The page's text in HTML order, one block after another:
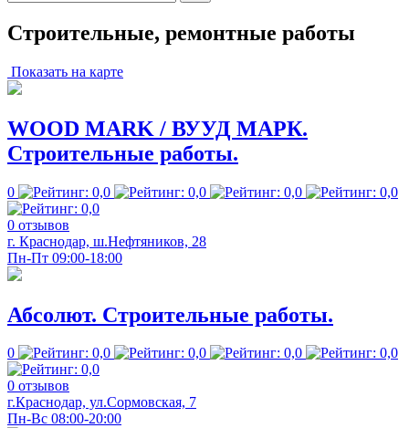
Строительные, ремонтные работы
Показать на карте
WOOD MARK / ВУУД МАРК.
Строительные работы.
0
0 отзывов
г. Краснодар, ш.Нефтяников, 28
Пн-Пт 09:00-18:00
Абсолют. Строительные работы.
0
0 отзывов
г.Краснодар, ул.Сормовская, 7
Пн-Вс 08:00-20:00